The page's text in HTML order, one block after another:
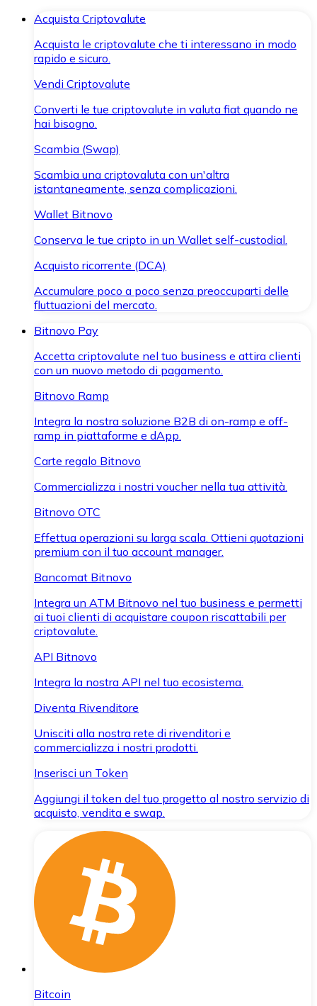
Acquista Criptovalute
Acquista le criptovalute che ti interessano in modo
rapido e sicuro.
Vendi Criptovalute
Converti le tue criptovalute in valuta fiat quando ne
hai bisogno.
Scambia (Swap)
Scambia una criptovaluta con un'altra
istantaneamente, senza complicazioni.
Wallet Bitnovo
Conserva le tue cripto in un Wallet self-custodial.
Acquisto ricorrente (DCA)
Accumulare poco a poco senza preoccuparti delle
fluttuazioni del mercato.
Bitnovo Pay
Accetta criptovalute nel tuo business e attira clienti
con un nuovo metodo di pagamento.
Bitnovo Ramp
Integra la nostra soluzione B2B di on-ramp e off-
ramp in piattaforme e dApp.
Carte regalo Bitnovo
Commercializza i nostri voucher nella tua attività.
Bitnovo OTC
Effettua operazioni su larga scala. Ottieni quotazioni
premium con il tuo account manager.
Bancomat Bitnovo
Integra un ATM Bitnovo nel tuo business e permetti
ai tuoi clienti di acquistare coupon riscattabili per
criptovalute.
API Bitnovo
Integra la nostra API nel tuo ecosistema.
Diventa Rivenditore
Unisciti alla nostra rete di rivenditori e
commercializza i nostri prodotti.
Inserisci un Token
Aggiungi il token del tuo progetto al nostro servizio di
acquisto, vendita e swap.
Bitcoin